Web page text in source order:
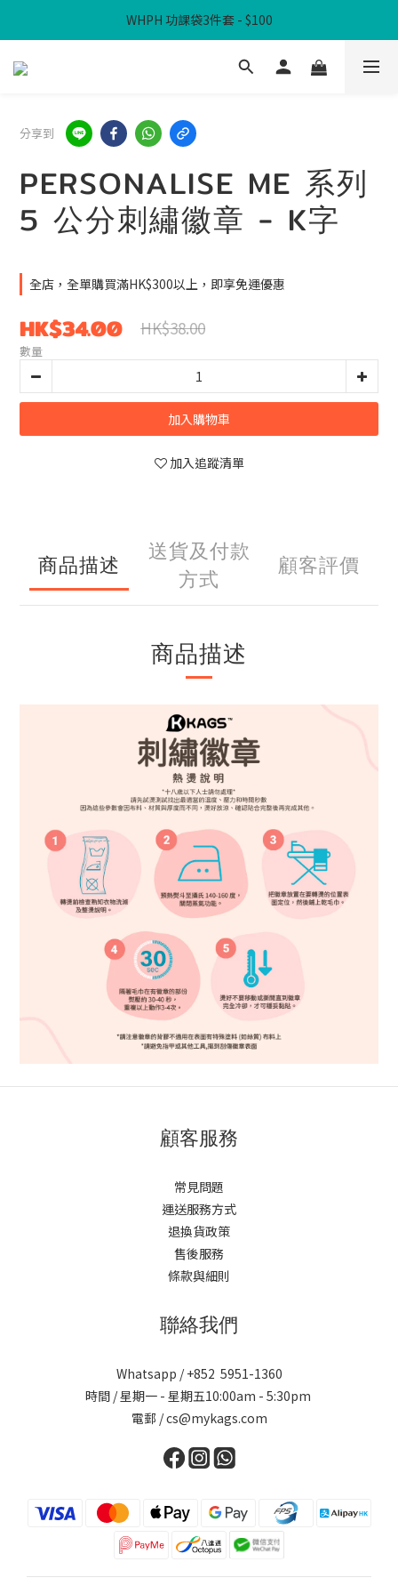
滿$300免本地運費
WHPH 功課袋3件套 - $100
滿$300免本地運費
分享到
PERSONALISE ME 系列
5 公分刺繡徽章 - K字
全店，全單購買滿HK$300以上，即享免運優惠
HK$34.00 HK$38.00
數量
加入購物車
加入追蹤清單
商品描述
送貨及付款
方式
顧客評價
商品描述
顧客服務
常見問題
運送服務方式
退換貨政策
售後服務
條款與細則
聯絡我們
Whatsapp / +852 5951-1360
時間 / 星期一 - 星期五10:00am - 5:30pm
電郵 / cs@mykags.com